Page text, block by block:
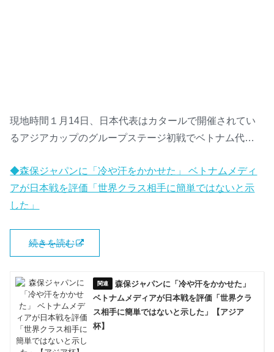
現地時間１月14日、日本代表はカタールで開催されてい
るアジアカップのグループステージ初戦でベトナム代…
◆森保ジャパンに「冷や汗をかかせた」 ベトナムメディ
アが日本戦を評価「世界クラス相手に簡単ではないと示
した」
続きを読む
森保ジャパンに「冷や汗をかかせた」
ベトナムメディアが日本戦を評価「世界クラ
ス相手に簡単ではないと示した」【アジア
杯】